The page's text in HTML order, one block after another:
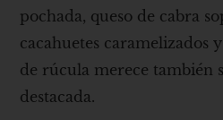
pochada, queso de cabra
cacahuetes caramelizados
de rúcula merece también
destacada.